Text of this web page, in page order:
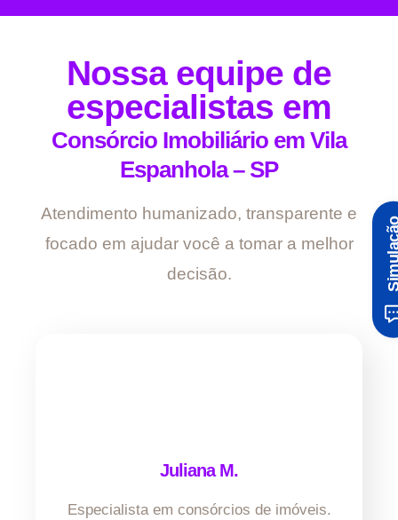
Nossa equipe de
especialistas em
Consórcio Imobiliário em Vila
Espanhola – SP
Atendimento humanizado, transparente e
focado em ajudar você a tomar a melhor
decisão.
Juliana M.
Especialista em consórcios de imóveis.